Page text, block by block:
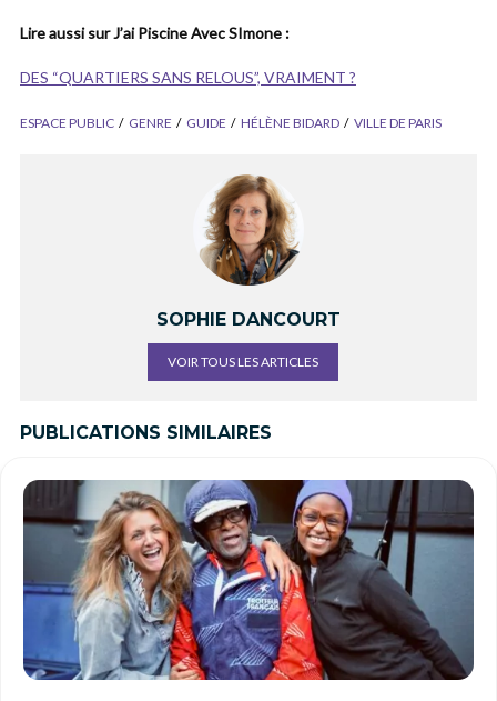
Lire aussi sur J’ai Piscine Avec SImone :
DES “QUARTIERS SANS RELOUS”, VRAIMENT ?
ESPACE PUBLIC GENRE GUIDE HÉLÈNE BIDARD VILLE DE PARIS
SOPHIE DANCOURT
VOIR TOUS LES ARTICLES
PUBLICATIONS SIMILAIRES